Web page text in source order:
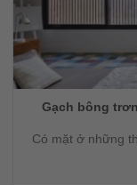
Gạch bông
Có mặt ở những